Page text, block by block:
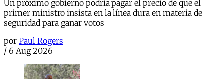
Un próximo gobierno podría pagar el precio de que el
primer ministro insista en la línea dura en materia de
seguridad para ganar votos
por Paul Rogers
/ 6 Aug 2026